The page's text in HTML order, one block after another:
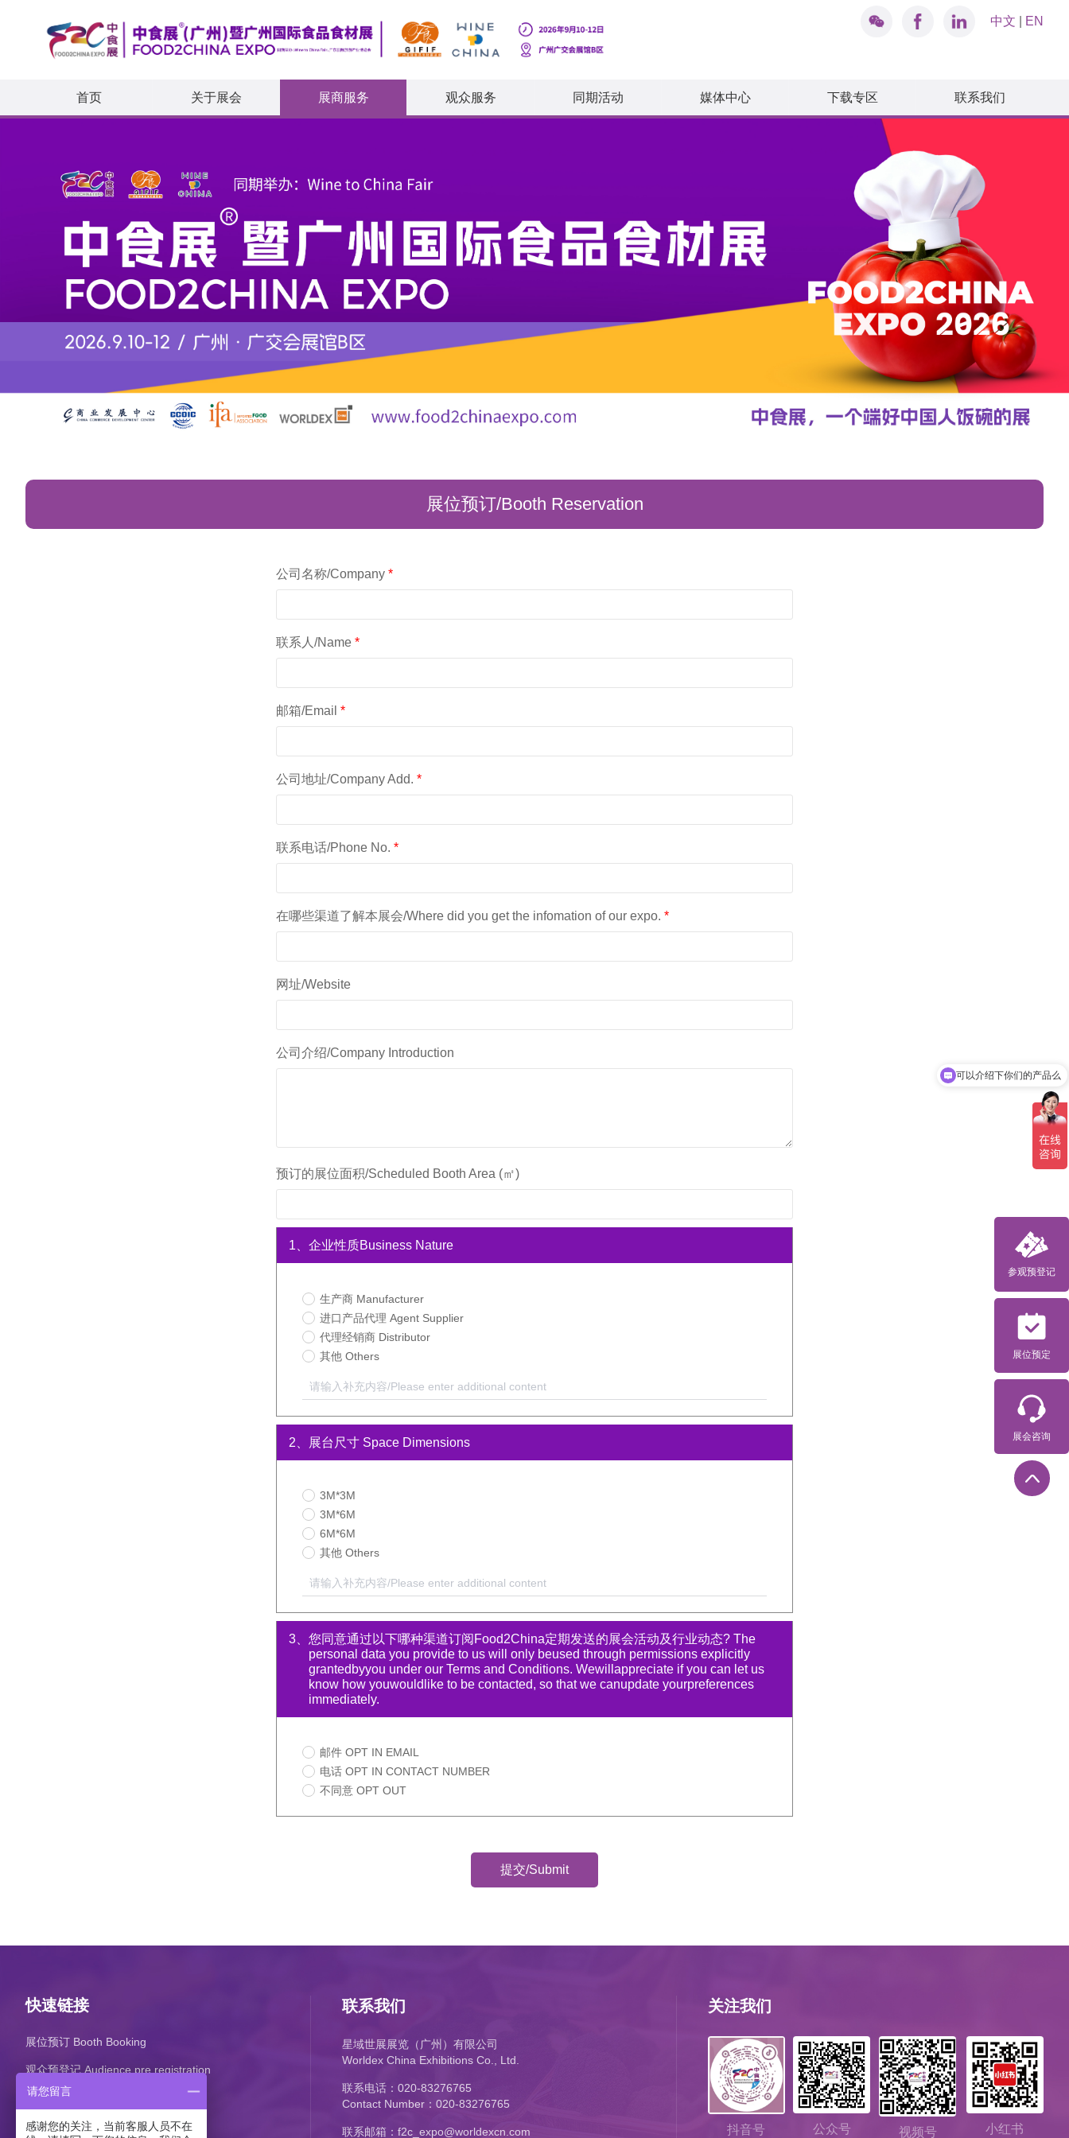
中文 EN
首页 关于展会 展商服务 观众服务 同期活动 媒体中心 下载专区 联系我们
展位预订/Booth Reservation
公司名称/Company *
联系人/Name *
邮箱/Email *
公司地址/Company Add. *
联系电话/Phone No. *
在哪些渠道了解本展会/Where did you get the infomation of our expo. *
网址/Website
公司介绍/Company Introduction
预订的展位面积/Scheduled Booth Area (㎡)
1、 企业性质Business Nature
生产商 Manufacturer
进口产品代理 Agent Supplier
代理经销商 Distributor
其他 Others
请输入补充内容/Please enter additional content
2、 展台尺寸 Space Dimensions
3M*3M
3M*6M
6M*6M
其他 Others
请输入补充内容/Please enter additional content
3、 您同意通过以下哪种渠道订阅Food2China定期发送的展会活动及行业动态? The
personal data you provide to us will only beused through permissions explicitly
grantedbyyou under our Terms and Conditions. Wewillappreciate if you can let us
know how youwouldlike to be contacted, so that we canupdate yourpreferences
immediately.
邮件 OPT IN EMAIL
电话 OPT IN CONTACT NUMBER
不同意 OPT OUT
快速链接
展位预订 Booth Booking
观众预登记 Audience pre registration
联系我们
星域世展展览（广州）有限公司
Worldex China Exhibitions Co., Ltd.
联系电话：020-83276765
Contact Number：020-83276765
联系邮箱：f2c_expo@worldexcn.com
关注我们
抖音号 公众号 视频号 小红书
参观预登记
展位预定
展会咨询
可以介绍下你们的产品么
请您留言
感谢您的关注，当前客服人员不在